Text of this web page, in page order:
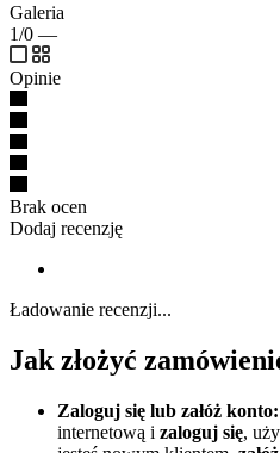
Galeria
1/0 —
Opinie
Brak ocen
Dodaj recenzję
Ładowanie recenzji...
Jak złożyć
Zaloguj się lub załóż konto:
internetową i zaloguj się,